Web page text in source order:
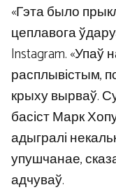
«Гэта было
цеплавога
Instagram. «Упаў
расплывістым,
крыху вырваў.
басіст Марк
адыгралі
упушчанае,
адчуваў.